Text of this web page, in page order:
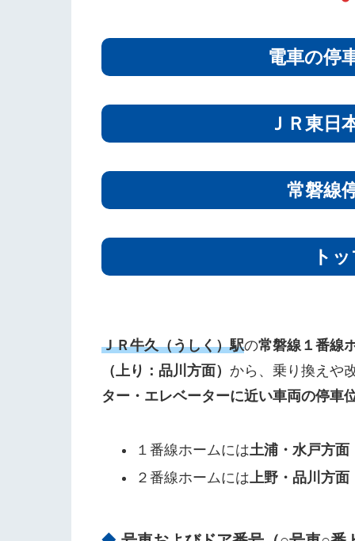
電車の停
ＪＲ東日
常磐線
ト
ＪＲ牛久（うしく）駅の常磐線 １番線
（上り：品川方面） から、乗り換えや
ター・エレベーターに近い車両の停車
１番線ホームには土浦・水戸方面
２番線ホームには上野・品川方面